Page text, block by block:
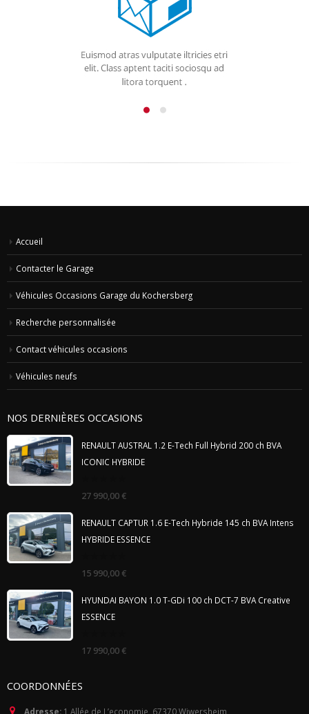
Accueil
Contacter le Garage
Véhicules Occasions Garage du Kochersberg
Recherche personnalisée
Contact véhicules occasions
Véhicules neufs
NOS DERNIÈRES OCCASIONS
RENAULT AUSTRAL 1.2 E-Tech Full Hybrid 200 ch BVA
ICONIC HYBRIDE
out
27 990,00 €
RENAULT CAPTUR 1.6 E-Tech Hybride 145 ch BVA Intens
HYBRIDE ESSENCE
out
15 990,00 €
HYUNDAI BAYON 1.0 T-GDi 100 ch DCT-7 BVA Creative
ESSENCE
out
17 990,00 €
COORDONNÉES
Adresse: 1 Allée de L’economie, 67370 Wiwersheim